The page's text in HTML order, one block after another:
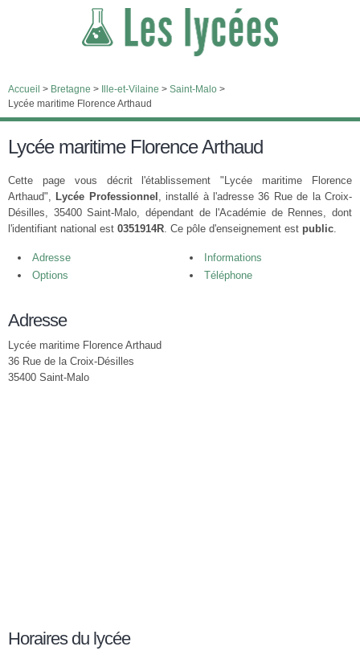
Accueil > Bretagne > Ille-et-Vilaine > Saint-Malo >
Lycée maritime Florence Arthaud
Lycée maritime Florence Arthaud
Cette page vous décrit l'établissement "Lycée maritime Florence
Arthaud", Lycée Professionnel , installé à l'adresse 36 Rue de la Croix-
Désilles, 35400 Saint-Malo, dépendant de l'Académie de Rennes, dont
l'identifiant national est 0351914R. Ce pôle d'enseignement est public.
Adresse
Informations
Options
Téléphone
Adresse
Lycée maritime Florence Arthaud
36 Rue de la Croix-Désilles
35400 Saint-Malo
Horaires du lycée